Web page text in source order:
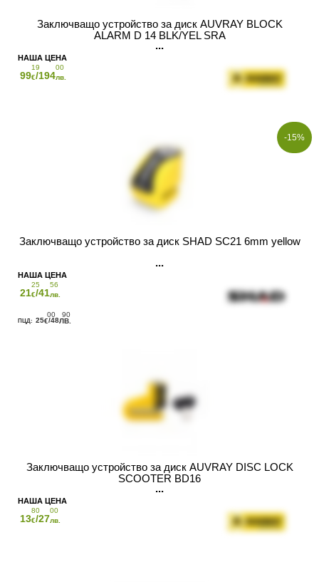
Заключващо устройство за диск AUVRAY BLOCK
ALARM D 14 BLK/YEL SRA
99
19
€/194
00
лв.
-15%
Заключващо устройство за диск SHAD SC21 6mm yellow
21
25
€/41
56
лв.
25
00
€/48
90
ЛВ.
Заключващо устройство за диск AUVRAY DISC LOCK
SCOOTER BD16
13
80
€/27
00
лв.